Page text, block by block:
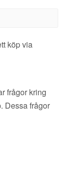
köp via
frågor kring
Dessa frågor